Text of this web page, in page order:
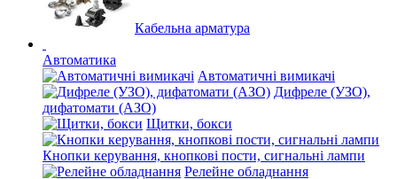
Кабельна арматура
Автоматика
Автоматичні вимикачі
Дифреле (УЗО),
дифатомати (АЗО)
Щитки, бокси
Кнопки керування, кнопкові пости, сигнальні лампи
Релейне обладнання